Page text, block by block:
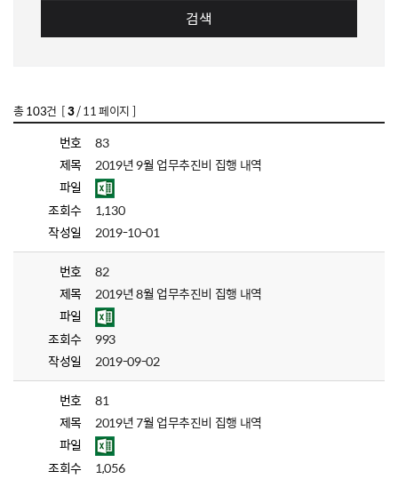
검색
총103건 [3/ 11 페이지 ]
번호
83
제목
2019년 9월 업무추진비 집행 내역
파일
조회수
1,130
작성일
2019-10-01
번호
82
제목
2019년 8월 업무추진비 집행 내역
파일
조회수
993
작성일
2019-09-02
번호
81
제목
2019년 7월 업무추진비 집행 내역
파일
조회수
1,056